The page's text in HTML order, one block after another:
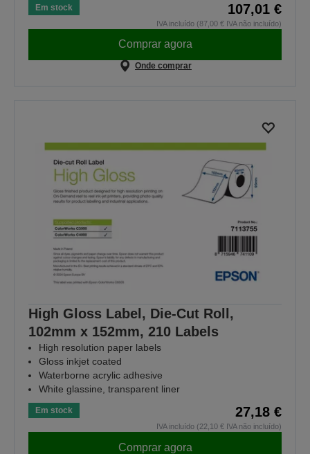
Em stock 107,01 €
IVA incluído (87,00 € IVA não incluído)
Comprar agora
Onde comprar
High Gloss Label, Die-Cut Roll,
102mm x 152mm, 210 Labels
High resolution paper labels
Gloss inkjet coated
Waterborne acrylic adhesive
White glassine, transparent liner
Em stock 27,18 €
IVA incluído (22,10 € IVA não incluído)
Comprar agora